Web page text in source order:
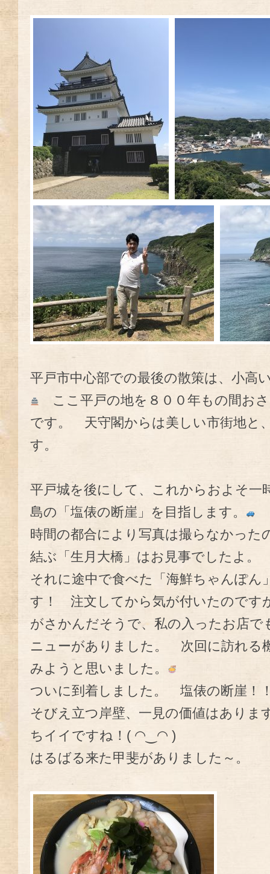
平戸市中心部での最後の散策は、小高
ここ平戸の地を８００年もの間お
です。 天守閣からは美しい市街地と
す。
平戸城を後にして、これからおよそ
島の「塩俵の断崖」を目指します。
時間の都合により写真は撮らなかった
結ぶ「生月大橋」はお見事でしたよ。
それに途中で食べた「海鮮ちゃんぽん
す！ 注文してから気が付いたのです
がさかんだそうで、私の入ったお店
ニューがありました。 次回に訪れる
みようと思いました。
ついに到着しました。 塩俵の断崖！
そびえ立つ岸壁、一見の価値はあり
ちイイですね！( ◠‿◠ )
はるばる来た甲斐がありました～。